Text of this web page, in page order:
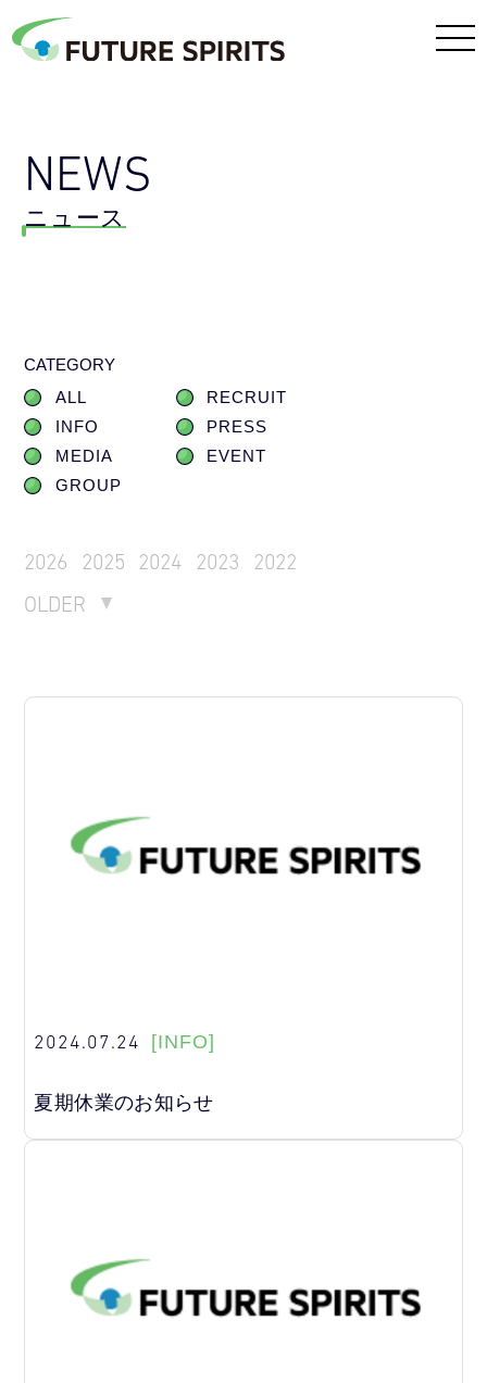
NEWS
ニュース
CATEGORY
ALL
RECRUIT
INFO
PRESS
MEDIA
EVENT
GROUP
2026 2025 2024 2023
2022
OLDER
2024.07.24 [INFO]
夏期休業のお知らせ